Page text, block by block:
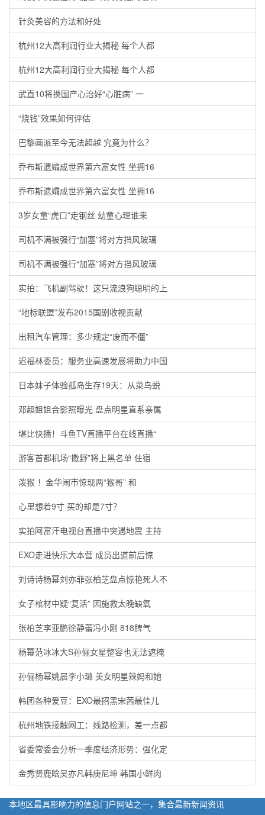
针灸美容的方法和好处
杭州12大高利润行业大揭秘 每个人都
杭州12大高利润行业大揭秘 每个人都
武直10将换国产心治好“心脏病” 一
“烧钱”效果如何评估
巴黎画派至今无法超越 究竟为什么？
乔布斯遗孀成世界第六富女性 坐拥16
乔布斯遗孀成世界第六富女性 坐拥16
3岁女童“虎口”走钢丝 幼童心理谁来
司机不满被强行“加塞”将对方挡风玻璃
司机不满被强行“加塞”将对方挡风玻璃
实拍：飞机副驾驶！这只流浪狗聪明的上
“地标联盟”发布2015国剧收视贡献
出租汽车管理：多少规定“废而不僵”
迟福林委员：服务业高速发展将助力中国
日本妹子体验孤岛生存19天：从菜鸟蜕
邓超姐姐合影照曝光 盘点明星直系亲属
堪比快播！斗鱼TV直播平台在线直播“
游客首都机场“撒野”将上黑名单 住宿
泼猴 ！金华闹市惊现两“猴哥” 和
心里想着9寸 买的却是7寸？
实拍阿富汗电视台直播中突遇地震 主持
EXO走进快乐大本营 成员出道前后惊
刘诗诗杨幂刘亦菲张柏芝盘点惊艳死人不
女子棺材中疑“复活” 因施救太晚缺氧
张柏芝李亚鹏徐静蕾冯小刚 818脾气
杨幂范冰冰大S孙俪女星整容也无法遮掩
孙俪杨幂姚晨李小璐 美女明星辣妈和她
韩团各种爱豆：EXO最招黑宋茜最佳儿
杭州地铁接触网工：线路检测，差一点都
省委常委会分析一季度经济形势：强化定
金秀贤鹿晗吴亦凡韩庚尼坤 韩国小鲜肉
本地区最具影响力的信息门户网站之一，集合最新新闻资讯